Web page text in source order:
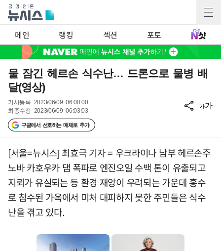
메인 랭킹 섹션 포토
물 잠긴 헤르손 식수난… 드론으로 물병 배
달(영상)
기사등록 2023/06/09 06:00:00
최종수정 2023/06/09 06:03:03
구글에서 선호하는 매체로 추가
가가
[서울=뉴시스] 최효극 기자 = 우크라이나 남부 헤르손주
노바 카호우카 댐 폭파로 엔진오일 수백 톤이 유출되고
지뢰가 유실되는 등 환경 재앙이 우려되는 가운데 홍수
로 침수된 가옥에서 미처 대피하지 못한 주민들은 식수
난을 겪고 있다.